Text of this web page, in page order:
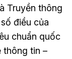
Truyền thông
điều của
chuẩn quốc
thông tin –